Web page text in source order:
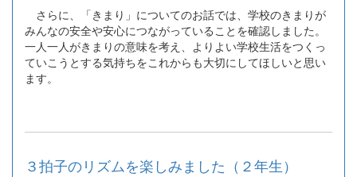
さらに、「きまり」についてのお話では、学校のきまりが
みんなの安全や安心につながっていることを確認しました。
一人一人がきまりの意味を考え、よりよい学校生活をつくっ
ていこうとする気持ちをこれからも大切にしてほしいと思い
ます。
３拍子のリズムを楽しみました（２年生）